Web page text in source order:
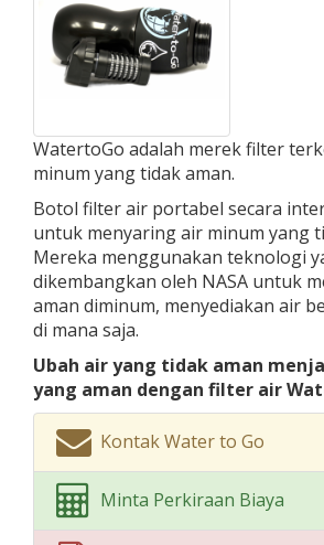
WatertoGo adalah merek filter
minum yang tidak aman.
Botol filter air portabel secara
untuk menyaring air minum yang
Mereka menggunakan teknologi
dikembangkan oleh NASA untuk
aman diminum, menyediakan air
di mana saja.
Ubah air yang tidak aman
yang aman dengan filter air
Kontak Water to Go
Minta Perkiraan Biaya